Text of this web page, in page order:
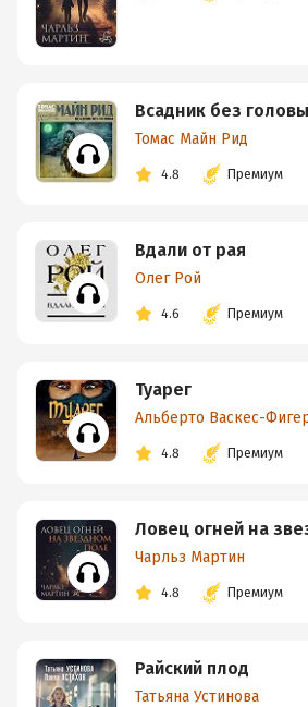
Всадник без головы
Томас Майн Рид
4.8 Премиум
Вдали от рая
Олег Рой
4.6 Премиум
Туарег
Альберто Васкес-
4.8 Премиум
Ловец огней на
Чарльз Мартин
4.8 Премиум
Райский плод
Татьяна Устинова